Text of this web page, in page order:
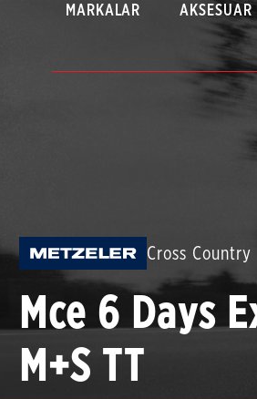
MARKALAR AKSESUAR
Cross Country
Mce 6 Days
M+S TT